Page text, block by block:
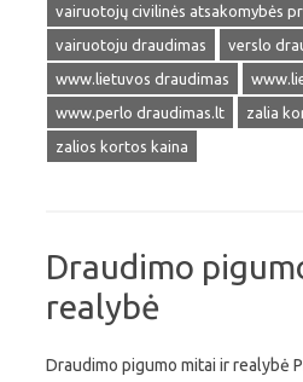
vairuotojų civilinės atsakomybės
vairuotoju draudimas
verslo
www.lietuvos draudimas
www.perlo draudimas.lt
zalia
zalios kortos kaina
Draudimo
realybė
Draudimo pigumo mitai ir realybė